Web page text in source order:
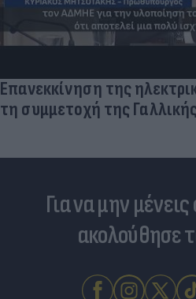
Επανεκκίνηση της
τη συμμετοχή της
Για να μην
ακολούθησε